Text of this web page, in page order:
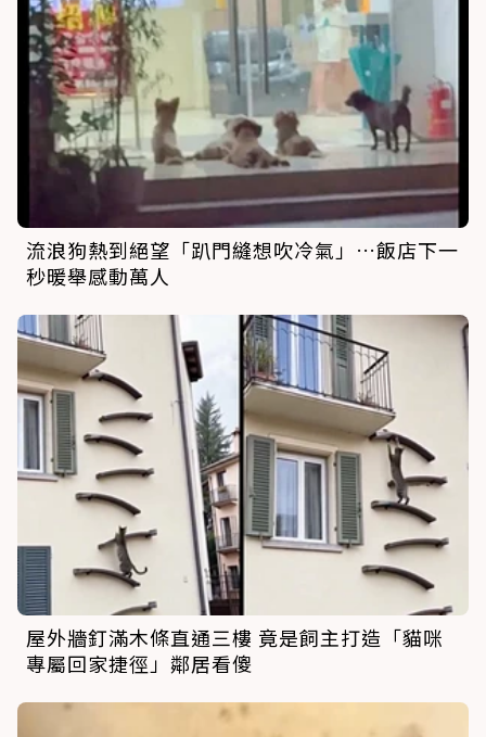
流浪狗熱到絕望「趴門縫想吹冷氣」…飯店下一
秒暖舉感動萬人
屋外牆釘滿木條直通三樓 竟是飼主打造「貓咪
專屬回家捷徑」鄰居看傻